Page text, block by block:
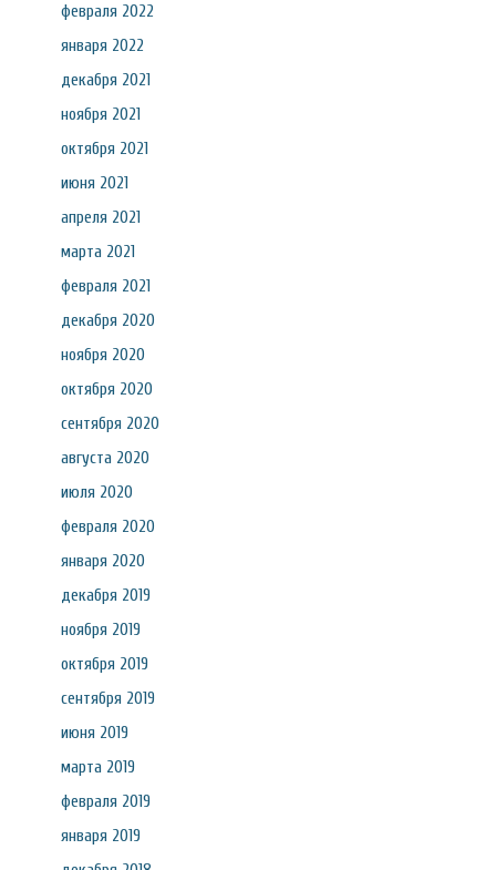
февраля 2022
января 2022
декабря 2021
ноября 2021
октября 2021
июня 2021
апреля 2021
марта 2021
февраля 2021
декабря 2020
ноября 2020
октября 2020
сентября 2020
августа 2020
июля 2020
февраля 2020
января 2020
декабря 2019
ноября 2019
октября 2019
сентября 2019
июня 2019
марта 2019
февраля 2019
января 2019